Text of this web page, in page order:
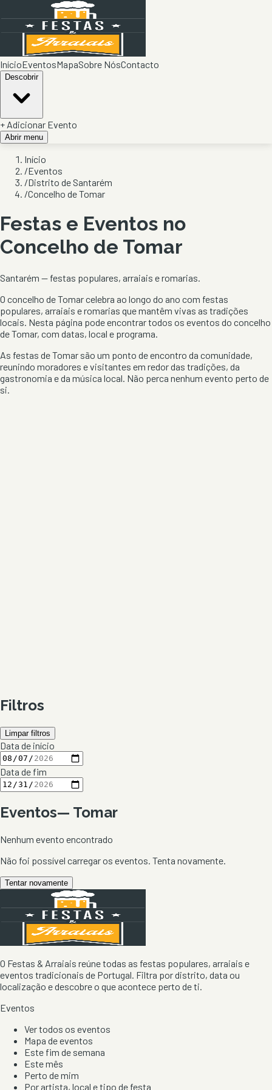
InícioEventosMapaSobre NósContacto
Descobrir
+ Adicionar Evento
Abrir menu
Início
/Eventos
/Distrito de Santarém
/Concelho de Tomar
Festas e Eventos no
Concelho de Tomar
Santarém — festas populares, arraiais e romarias.
O concelho deTomarcelebra ao longo do ano com festas
populares, arraiais e romarias que mantêm vivas as tradições
locais. Nesta página pode encontrar todos os eventos do concelho
deTomar, com datas, local e programa.
As festas deTomar são um ponto de encontro da comunidade,
reunindo moradores e visitantes em redor das tradições, da
gastronomia e da música local. Não perca nenhum evento perto de
si.
Filtros
Limpar filtros
Data de início
Data de fim
Eventos— Tomar
Nenhum evento encontrado
Não foi possível carregar os eventos. Tenta novamente.
Tentar novamente
O Festas & Arraiais reúne todas as festas populares, arraiais e
eventos tradicionais de Portugal. Filtra por distrito, data ou
localização e descobre o que acontece perto de ti.
Eventos
Ver todos os eventos
Mapa de eventos
Este fim de semana
Este mês
Perto de mim
Por artista, local e tipo de festa